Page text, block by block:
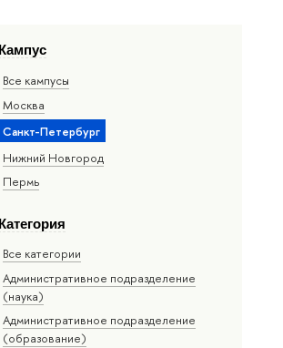
Кампус
Все кампусы
Москва
Санкт-Петербург
Нижний Новгород
Пермь
Категория
Все категории
Административное подразделение
(наука)
Административное подразделение
(образование)